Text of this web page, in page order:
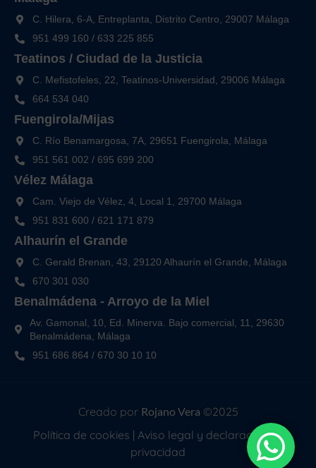
C. Hilera, 6-A, Entreplanta, Distrito Centro, 29007 Málaga
951 499 160 / 633 225 855
Teatinos / Ciudad de la Justicia
C. Mefistofeles, 22, Teatinos-Universidad, 29006 Málaga
664 534 040
Fuengirola/Mijas
C. Río Benamargosa, 7A, 29651 Fuengirola, Málaga
951 561 002 / 695 699 200
Vélez Málaga
Cam. Viejo de Vélez, 4, Local 1, 29700 Málaga
951 831 600 / 621 171 879
Alhaurín el Grande
C. Gerald Brenan, 43, 29120 Alhaurín el Grande, Málaga
670 301 030
Benalmádena - Arroyo de la Miel
Av. Gamonal, 10, Ed. Minerva. Bajo comercial, 11, 29630
Benalmádena, Málaga
951 686 864 / 670 30 10 10
Creado por Rojano Vera ©2025
Política de cookies | Aviso legal y declaración de
privacidad